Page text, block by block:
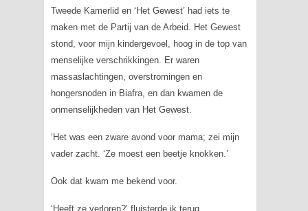
Tweede Kamerlid en ‘Het Gewest’ had iets te
maken met de Partij van de Arbeid. Het Gewest
stond, voor mijn kindergevoel, hoog in de top van
menselijke verschrikkingen. Er waren
massaslachtingen, overstromingen en
hongersnoden in Biafra, en dan kwamen de
onmenselijkheden van Het Gewest.
‘Het was een zware avond voor mama; zei mijn
vader zacht. ‘Ze moest een beetje knokken.’
Ook dat kwam me bekend voor.
‘Heeft ze verloren?’ fluisterde ik terug.